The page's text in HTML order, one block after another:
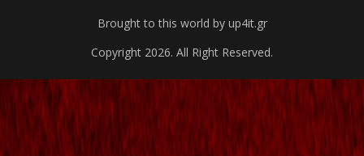
Brought to this world by up4it.gr
Copyright 2026. All Right Reserved.